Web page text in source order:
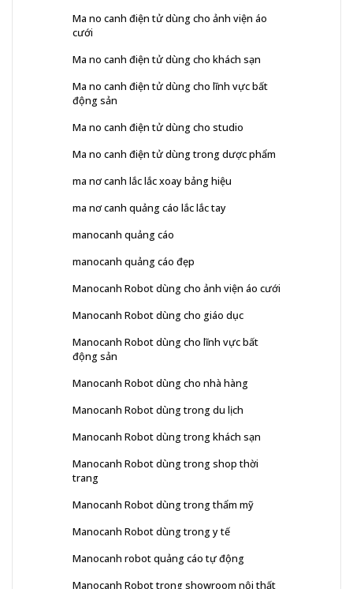
Ma no canh điện tử dùng cho ảnh viện áo
cưới
Ma no canh điện tử dùng cho khách sạn
Ma no canh điện tử dùng cho lĩnh vực bất
động sản
Ma no canh điện tử dùng cho studio
Ma no canh điện tử dùng trong dược phẩm
ma nơ canh lắc lắc xoay bảng hiệu
ma nơ canh quảng cáo lắc lắc tay
manocanh quảng cáo
manocanh quảng cáo đẹp
Manocanh Robot dùng cho ảnh viện áo cưới
Manocanh Robot dùng cho giáo dục
Manocanh Robot dùng cho lĩnh vực bất
động sản
Manocanh Robot dùng cho nhà hàng
Manocanh Robot dùng trong du lịch
Manocanh Robot dùng trong khách sạn
Manocanh Robot dùng trong shop thời
trang
Manocanh Robot dùng trong thẩm mỹ
Manocanh Robot dùng trong y tế
Manocanh robot quảng cáo tự động
Manocanh Robot trong showroom nội thất